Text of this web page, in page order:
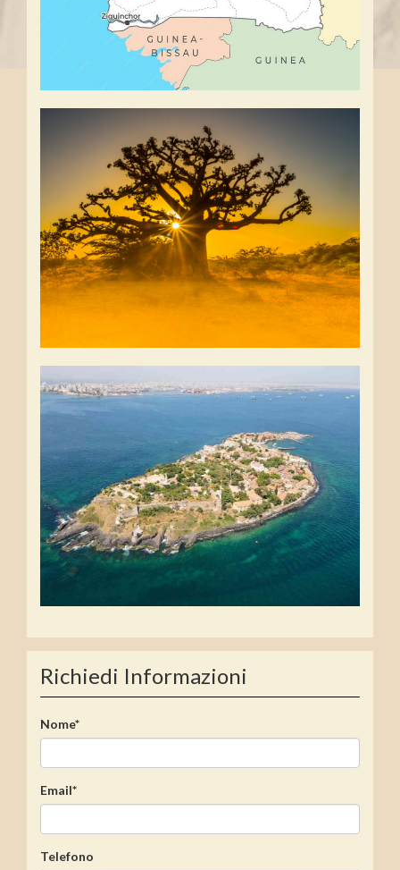
Richiedi Informazioni
Nome*
Email*
Telefono